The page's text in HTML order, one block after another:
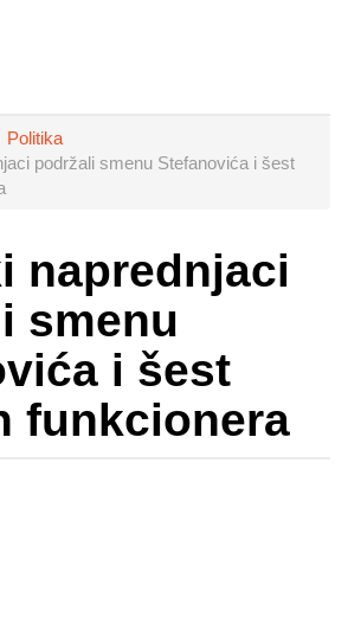
Politika
podržali smenu Stefanovića i šest
naprednjaci
smenu
i šest
funkcionera